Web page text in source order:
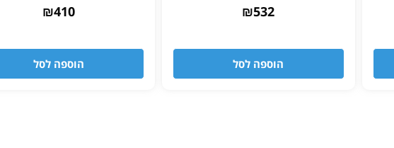
₪532
הוספה לסל
₪410
הוספה לסל